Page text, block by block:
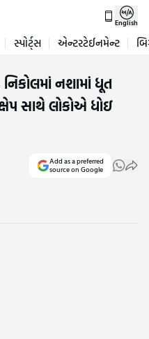
English
સ્પોર્ટ્સ એન્ટરટેઈનમેન્ટ
નશામાં ધૂત
સાથે લોકોએ ધોઇ
Add as a preferred
source on Google